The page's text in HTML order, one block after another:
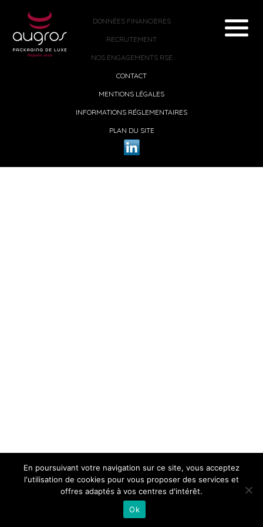
En poursuivant votre navigation sur ce site, vous acceptez
l'utilisation de cookies pour vous proposer des services et
offres adaptés à vos centres d'intérêt.
Ok
DONNÉES FINANCIÈRES
RECRUTEMENT
NOS ENGAGEMENTS RSE
CONTACT
MENTIONS LÉGALES
INFORMATIONS RÉGLEMENTAIRES
PLAN DU SITE